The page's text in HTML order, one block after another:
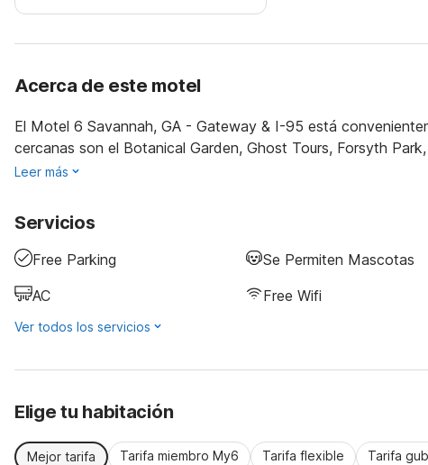
Acerca de este motel
El Motel 6 Savannah, GA - Gateway & I-95 está
cercanas son el Botanical Garden, Ghost Tours, Forsyth
Leer más
Servicios
Free Parking Se Permiten Mascotas
AC
Free Wifi
Ver todos los servicios
Elige tu habitación
Mejor tarifa Tarifa miembro My6 Tarifa flexible Tarifa